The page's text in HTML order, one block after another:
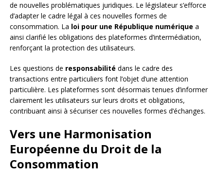
de nouvelles problématiques juridiques. Le législateur s’efforce
d’adapter le cadre légal à ces nouvelles formes de
consommation. La loi pour une République numérique a
ainsi clarifié les obligations des plateformes d’intermédiation,
renforçant la protection des utilisateurs.
Les questions de responsabilité dans le cadre des
transactions entre particuliers font l’objet d’une attention
particulière. Les plateformes sont désormais tenues d’informer
clairement les utilisateurs sur leurs droits et obligations,
contribuant ainsi à sécuriser ces nouvelles formes d’échanges.
Vers une Harmonisation
Européenne du Droit de la
Consommation